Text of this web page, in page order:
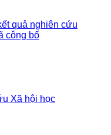
quả nghiên cứu
công bố
Xã hội học